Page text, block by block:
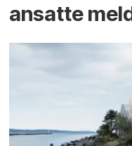
ansatte